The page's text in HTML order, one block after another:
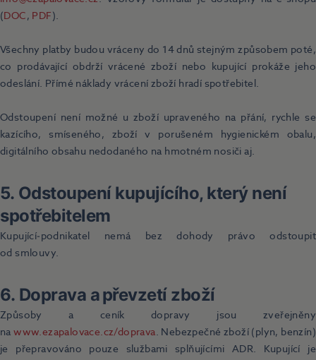
(DOC, PDF).
Všechny platby budou vráceny do 14 dnů stejným způsobem poté,
co prodávající obdrží vrácené zboží nebo kupující prokáže jeho
odeslání. Přímé náklady vrácení zboží hradí spotřebitel.
Odstoupení není možné u zboží upraveného na přání, rychle se
kazícího, smíseného, zboží v porušeném hygienickém obalu,
digitálního obsahu nedodaného na hmotném nosiči aj.
5. Odstoupení kupujícího, který není
spotřebitelem
Kupující‑podnikatel nemá bez dohody právo odstoupit
od smlouvy.
6. Doprava a převzetí zboží
Způsoby a ceník dopravy jsou zveřejněny
nawww.ezapalovace.cz/doprava. Nebezpečné zboží (plyn, benzín)
je přepravováno pouze službami splňujícími ADR. Kupující je